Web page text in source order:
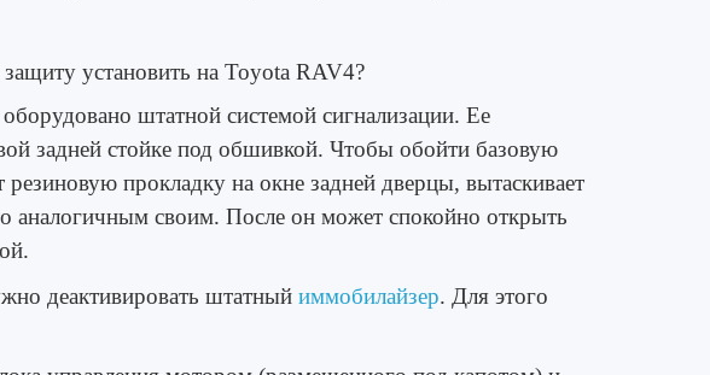
установить на Toyota RAV4?
штатной системой сигнализации. Ее
задней стойке под обшивкой. Чтобы обойти базовую
прокладку на окне задней дверцы, вытаскивает
аналогичным своим. После он может спокойно открыть
деактивировать штатныйиммобилайзер. Для этого